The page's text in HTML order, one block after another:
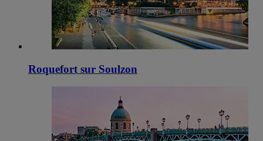
Roquefort sur Soulzon